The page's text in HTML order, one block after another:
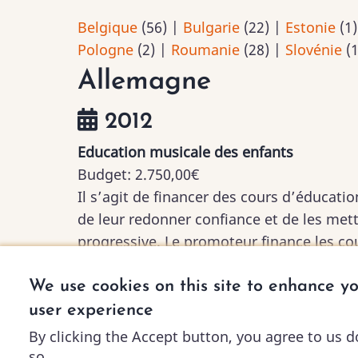
Belgique (56) | Bulgarie (22) | Estonie (1)
Pologne (2) | Roumanie (28) | Slovénie
Allemagne
2012
Education musicale des enfants
Budget: 2.750,00€
Il s’agit de financer des cours
de leur redonner confiance et de les
progressive. Le promoteur finance les
seront donnés aux étudiantes dès
de 10 jours ainsi que l’acquisition d'un
We use cookies on this site to enhance
user experience
By clicking the Accept button, you agree to us